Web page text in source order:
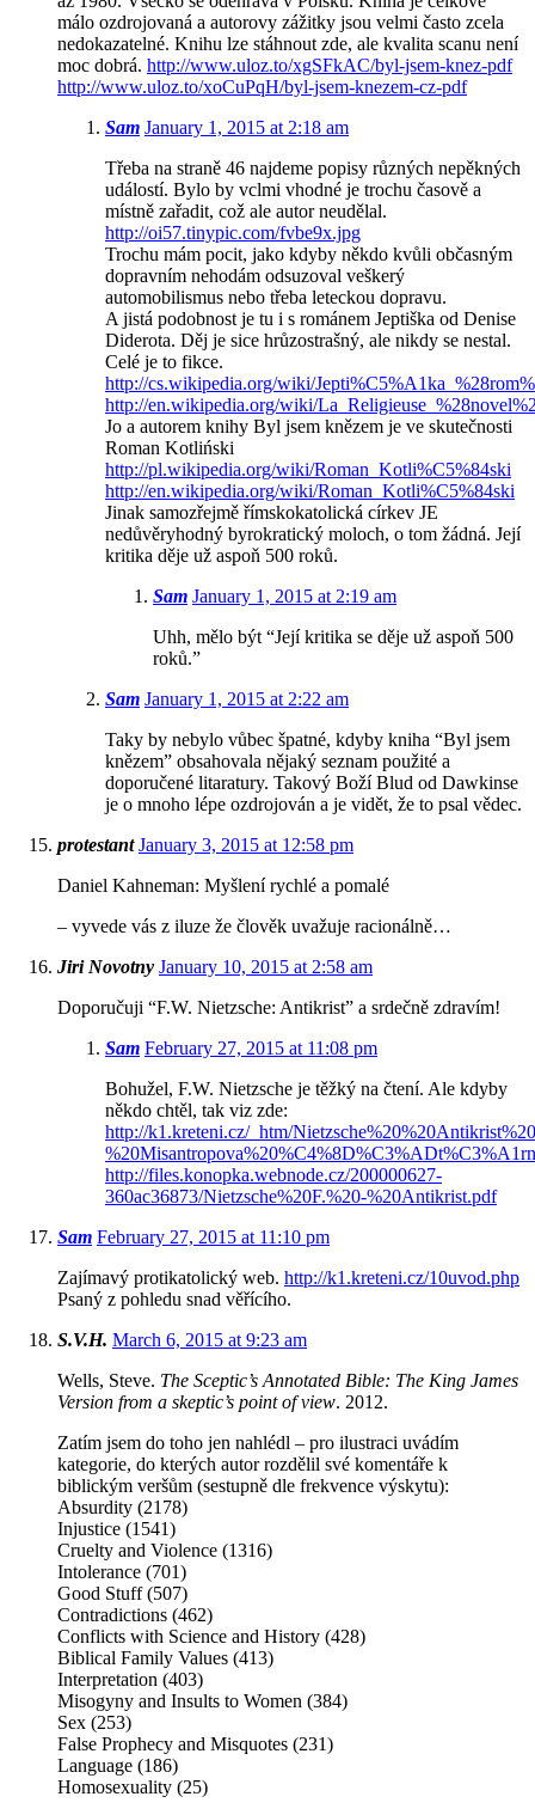
málo ozdrojovaná a autorovy zážitky jsou velmi často zcela
nedokazatelné. Knihu lze stáhnout zde, ale kvalita scanu není
moc dobrá. http://www.uloz.to/xgSFkAC/byl-jsem-knez-pdf
http://www.uloz.to/xoCuPqH/byl-jsem-knezem-cz-pdf
Sam January 1, 2015 at 2:18 am
Třeba na straně 46 najdeme popisy různých nepěkných
událostí. Bylo by vclmi vhodné je trochu časově a
místně zařadit, což ale autor neudělal.
http://oi57.tinypic.com/fvbe9x.jpg
Trochu mám pocit, jako kdyby někdo kvůli občasným
dopravním nehodám odsuzoval veškerý
automobilismus nebo třeba leteckou dopravu.
A jistá podobnost je tu i s románem Jeptiška od Denise
Diderota. Děj je sice hrůzostrašný, ale nikdy se nestal.
Celé je to fikce.
http://cs.wikipedia.org/wiki/
http://en.wikipedia.org/wiki/
Jo a autorem knihy Byl jsem knězem je ve skutečnosti
Roman Kotliński
http://pl.wikipedia.org/wiki/Roman_Kotli%C5%84ski
http://en.wikipedia.org/wiki/Roman_Kotli%C5%84ski
Jinak samozřejmě římskokatolická církev JE
nedůvěryhodný byrokratický moloch, o tom žádná. Její
kritika děje už aspoň 500 roků.
Sam January 1, 2015 at 2:19 am
Uhh, mělo být “Její kritika se děje už aspoň 500
roků.”
Sam January 1, 2015 at 2:22 am
Taky by nebylo vůbec špatné, kdyby kniha “Byl jsem
knězem” obsahovala nějaký seznam použité a
doporučené litaratury. Takový Boží Blud od Dawkinse
je o mnoho lépe ozdrojován a je vidět, že to psal vědec.
protestant January 3, 2015 at 12:58 pm
Daniel Kahneman: Myšlení rychlé a pomalé
– vyvede vás z iluze že člověk uvažuje racionálně…
Jiri Novotny January 10, 2015 at 2:58 am
Doporučuji “F.W. Nietzsche: Antikrist” a srdečně zdravím!
Sam February 27, 2015 at 11:08 pm
Bohužel, F.W. Nietzsche je těžký na čtení. Ale kdyby
někdo chtěl, tak viz zde:
http://k1.kreteni.cz/_htm/
http://files.konopka.webnode.cz/200000627-
360ac36873/Nietzsche%20F.%20-%20Antikrist.pdf
Sam February 27, 2015 at 11:10 pm
Zajímavý protikatolický web. http://k1.kreteni.cz/10uvod.php
Psaný z pohledu snad věřícího.
S.V.H. March 6, 2015 at 9:23 am
Wells, Steve. The Sceptic’s Annotated Bible: The King James
Version from a skeptic’s point of view. 2012.
Zatím jsem do toho jen nahlédl – pro ilustraci uvádím
kategorie, do kterých autor rozdělil své komentáře k
biblickým veršům (sestupně dle frekvence výskytu):
Absurdity (2178)
Injustice (1541)
Cruelty and Violence (1316)
Intolerance (701)
Good Stuff (507)
Contradictions (462)
Conflicts with Science and History (428)
Biblical Family Values (413)
Interpretation (403)
Misogyny and Insults to Women (384)
Sex (253)
False Prophecy and Misquotes (231)
Language (186)
Homosexuality (25)